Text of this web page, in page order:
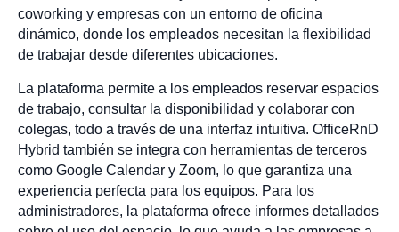
coworking y empresas con un entorno de oficina
dinámico, donde los empleados necesitan la flexibilidad
de trabajar desde diferentes ubicaciones.
La plataforma permite a los empleados reservar espacios
de trabajo, consultar la disponibilidad y colaborar con
colegas, todo a través de una interfaz intuitiva. OfficeRnD
Hybrid también se integra con herramientas de terceros
como Google Calendar y Zoom, lo que garantiza una
experiencia perfecta para los equipos. Para los
administradores, la plataforma ofrece informes detallados